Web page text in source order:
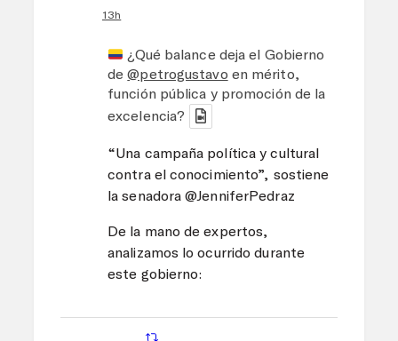
13h
¿Qué balance deja el Gobierno
de@petrogustavo en mérito,
función pública y promoción de la
excelencia?
“Una campaña política y cultural
contra el conocimiento”, sostiene
la senadora @JenniferPedraz
De la mano de expertos,
analizamos lo ocurrido durante
este gobierno: